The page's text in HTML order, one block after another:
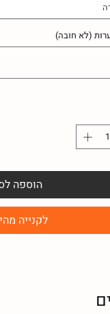
(לא חובה)
הוספה
לקנייה